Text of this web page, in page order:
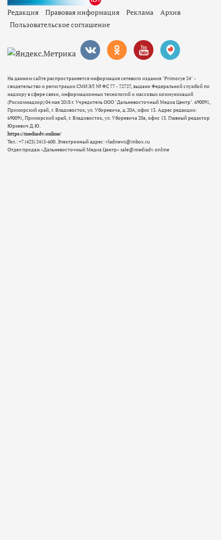
Редакция Правовая информация Реклама
Архив
Пользовательское соглашение
На данном сайте распространяется информация сетевого издания "Primorye 24" -
свидетельство о регистрации СМИ ЭЛ № ФС 77 - 72727, выдано Федеральной службой по
надзору в сфере связи, информационных технологий и массовых коммуникаций
(Роскомнадзор) 04 мая 2018 г. Учредитель ООО "Дальневосточный Медиа Центр". 690091,
Приморский край, г. Владивосток, ул. Уборевича, д.20А, офис 13. Адрес редакции:
690091, Приморский край, г. Владивосток, ул. Уборевича 20а, офис 13. Главный редактор
Юркевич Д.Ю.
https://mediadv.online/
Тел.: +7 (423) 2415-600. Электронный адрес: vladnews@inbox.ru
Отдел продаж «Дальневосточный Медиа Центр» sale@mediadv.online